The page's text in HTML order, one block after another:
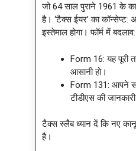
जो 64 साल पुराने 1961 के
है। ‘टैक्स ईयर’ का
इस्तेमाल होगा। फॉर्म में बदलाव:
Form 16: यह पूरी
आसानी हो।
Form 131: आपने
टीडीएस की
टैक्स स्लैब ध्यान दें कि नए
है।